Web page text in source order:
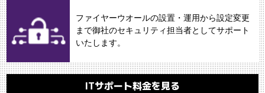
ファイヤーウオールの設置・運用から設定変更
まで御社のセキュリティ担当者としてサポート
いたします。
ITサポート料金を見る